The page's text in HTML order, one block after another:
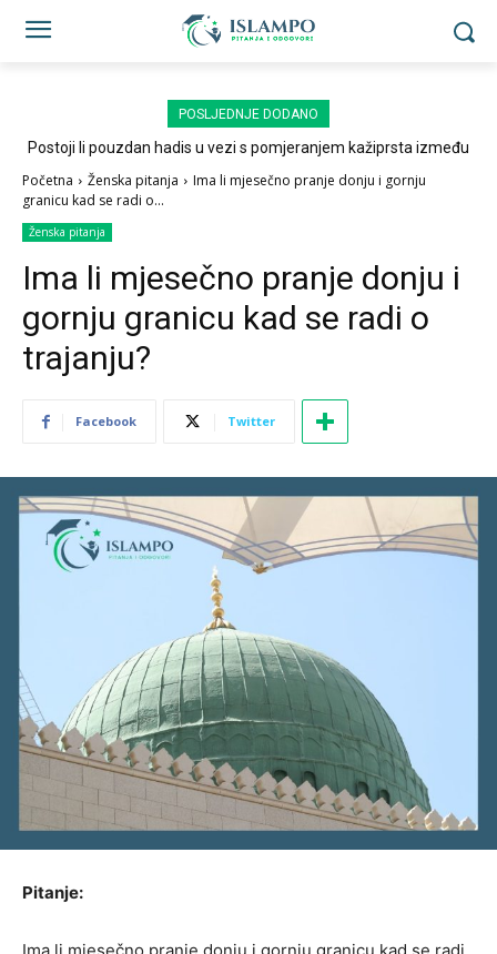
POSLJEDNJE DODANO
Postoji li pouzdan hadis u vezi s pomjeranjem kažiprsta između
Početna Ženska pitanja
Ima li mjesečno pranje donju i gornju
granicu kad se radi o...
Ženska pitanja
Ima li mjesečno pranje donju i
gornju granicu kad se radi o
trajanju?
Facebook Twitter
Pitanje: